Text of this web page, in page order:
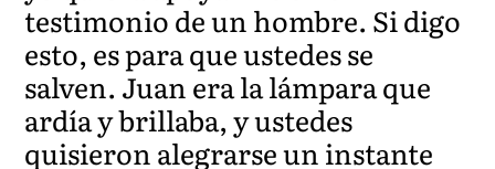
testimonio de un hombre. Si digo
esto, es para que ustedes se
salven. Juan era la lámpara que
ardía y brillaba, y ustedes
quisieron alegrarse un instante